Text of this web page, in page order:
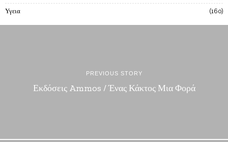
Υγεια 160
PREVIOUS STORY
Εκδόσεις Ammos / Ένας Κάκτος Μια Φορά